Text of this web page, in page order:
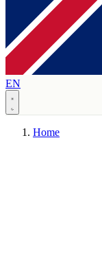
EN
Home